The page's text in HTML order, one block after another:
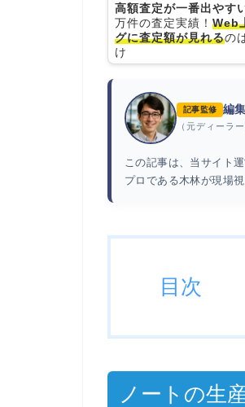
高額査定が一番出やす
万件の査定実績！ Web
グに査定額が見れるの
け
記事監修 編
（元ディーラ
この記事は、当サイト
プロである木林が現場
目次
ノートの生